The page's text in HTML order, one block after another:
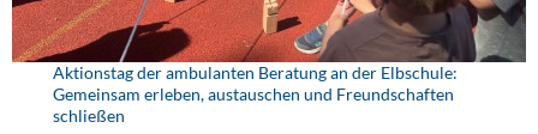
Aktionstag der ambulanten Beratung an der Elbschule:
Gemeinsam erleben, austauschen und Freundschaften
schließen